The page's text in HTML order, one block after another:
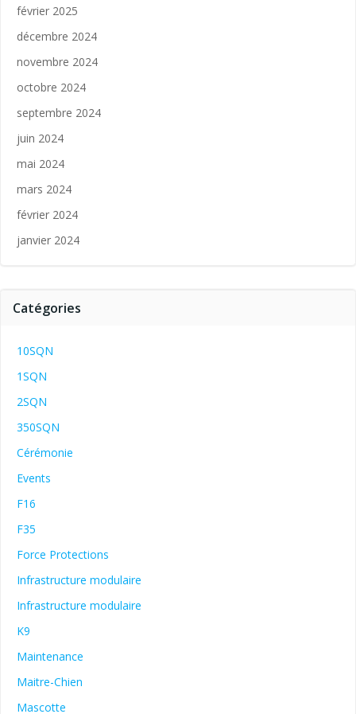
février 2025
décembre 2024
novembre 2024
octobre 2024
septembre 2024
juin 2024
mai 2024
mars 2024
février 2024
janvier 2024
Catégories
10SQN
1SQN
2SQN
350SQN
Cérémonie
Events
F16
F35
Force Protections
Infrastructure modulaire
Infrastructure modulaire
K9
Maintenance
Maitre-Chien
Mascotte